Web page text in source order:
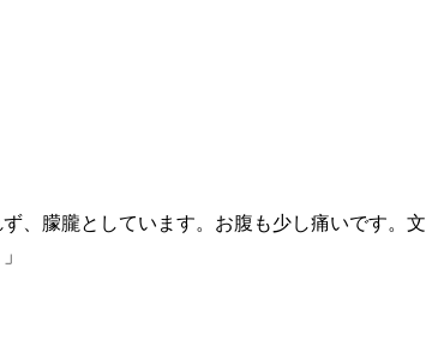
、朦朧としています。お腹も少し痛いです。文